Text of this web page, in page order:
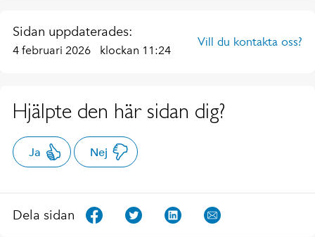
Sidan uppdaterades:
4 februari 2026 klockan 11:24
Vill du kontakta oss?
Hjälpte den här sidan dig?
Ja Nej
Dela sidan